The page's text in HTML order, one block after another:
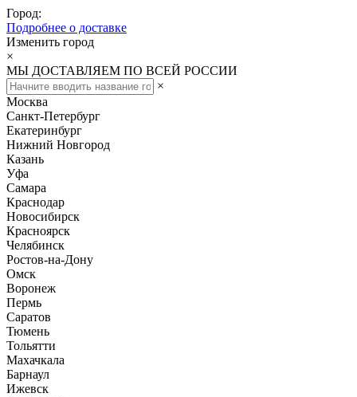
Город:
Подробнее о доставке
Изменить город
×
МЫ ДОСТАВЛЯЕМ ПО ВСЕЙ РОССИИ
×
Москва
Санкт-Петербург
Екатеринбург
Нижний Новгород
Казань
Уфа
Самара
Краснодар
Новосибирск
Красноярск
Челябинск
Ростов-на-Дону
Омск
Воронеж
Пермь
Саратов
Тюмень
Тольятти
Махачкала
Барнаул
Ижевск